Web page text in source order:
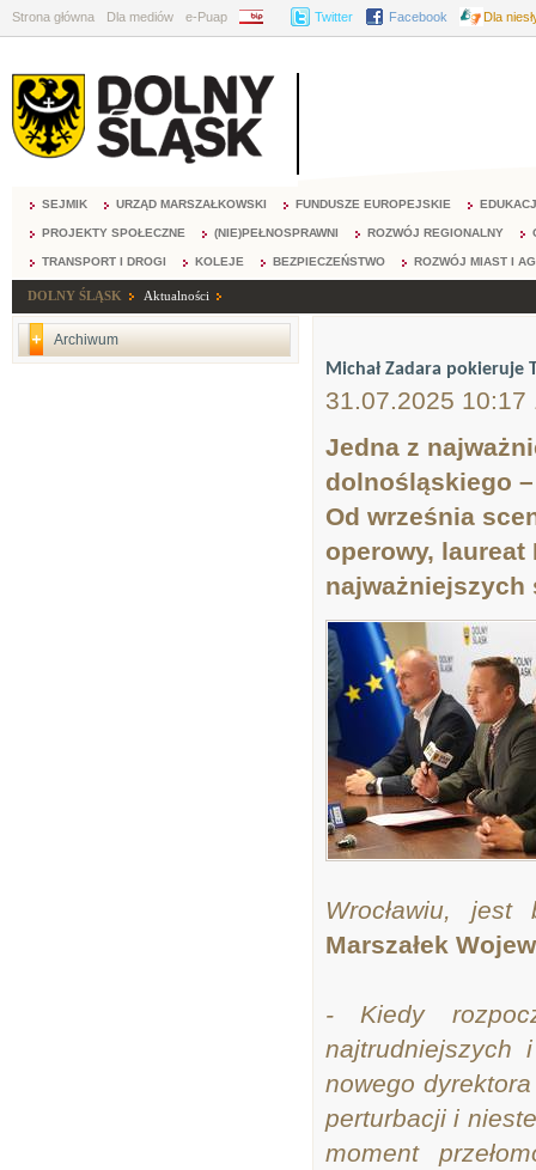
Strona główna Dla mediów e-Puap BIP Twitter Facebook Dla
SEJMIK URZĄD MARSZAŁKOWSKI FUNDUSZE EUROPEJSKIE
PROJEKTY SPOŁECZNE (NIE)PEŁNOSPRAWNI ROZWÓJ REGIONALNY
TRANSPORT I DROGI KOLEJE BEZPIECZEŃSTWO ROZWÓJ MIAST I
DOLNY ŚLĄSK Aktualności
Archiwum
Michał Zadara pokieruje
31.07.2025 10:17
Jedna z
dolnośląskiego
Od września
operowy,
najważniejszych
Wrocławiu,
Marszałek
- Kiedy
najtrudniejszych
nowego
perturbacji i
moment